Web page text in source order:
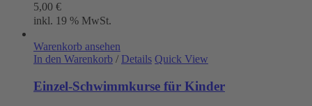
5,00 €
inkl. 19 % MwSt.
Warenkorb ansehen
In den Warenkorb / Details Quick View
Einzel-Schwimmkurse für Kinder